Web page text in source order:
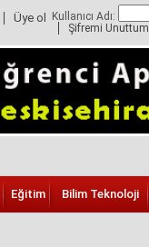
Üye ol Kullanıcı Adı:
Şifremi Unuttum
Eğitim Bilim Teknoloji